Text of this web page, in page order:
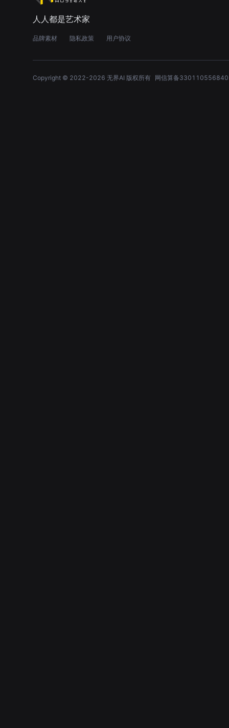
人人都是艺术家
品牌素材 隐私政策 用户协议
Copyright © 2022-2026 无界AI 版权所有 网信算备